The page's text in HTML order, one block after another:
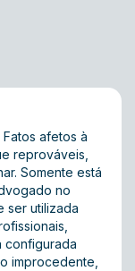
afetos à
reprováveis,
Somente está
no
ser utilizada
configurada
improcedente,